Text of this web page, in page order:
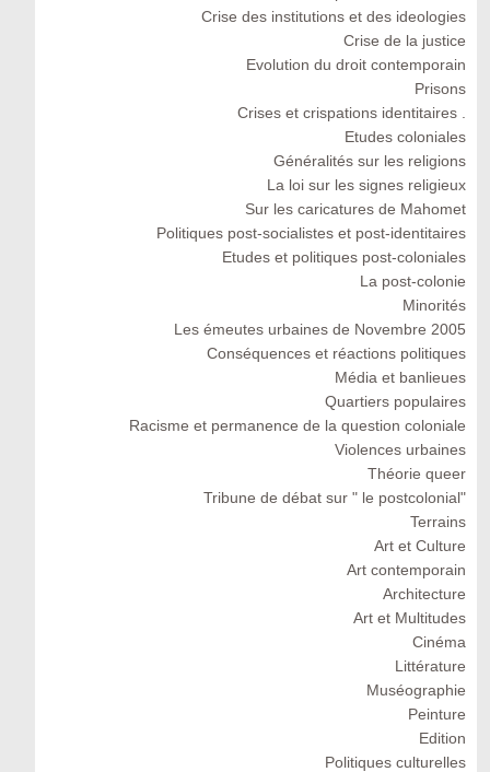
Crise des institutions et des ideologies
Crise de la justice
Evolution du droit contemporain
Prisons
Crises et crispations identitaires .
Etudes coloniales
Généralités sur les religions
La loi sur les signes religieux
Sur les caricatures de Mahomet
Politiques post-socialistes et post-identitaires
Etudes et politiques post-coloniales
La post-colonie
Minorités
Les émeutes urbaines de Novembre 2005
Conséquences et réactions politiques
Média et banlieues
Quartiers populaires
Racisme et permanence de la question coloniale
Violences urbaines
Théorie queer
Tribune de débat sur " le postcolonial"
Terrains
Art et Culture
Art contemporain
Architecture
Art et Multitudes
Cinéma
Littérature
Muséographie
Peinture
Edition
Politiques culturelles